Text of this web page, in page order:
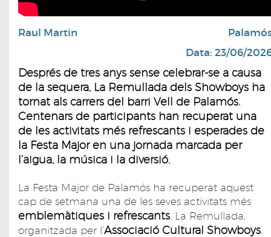
Raul Martin
Data: 23/06/
Després de tres anys sense celebrar-se a causa
de la sequera, La Remullada dels Showboys ha
tornat als carrers del barri Vell de Palamós.
Centenars de participants han recuperat una
de les activitats més refrescants i esperades de
la Festa Major en una jornada marcada per
l’aigua, la música i la diversió.
La Festa Major de Palamós ha recuperat aquest
cap de setmana una de les seves activitats més
emblemàtiques i refrescants . La Remullada,
organitzada per l’Associació Cultural Showboys